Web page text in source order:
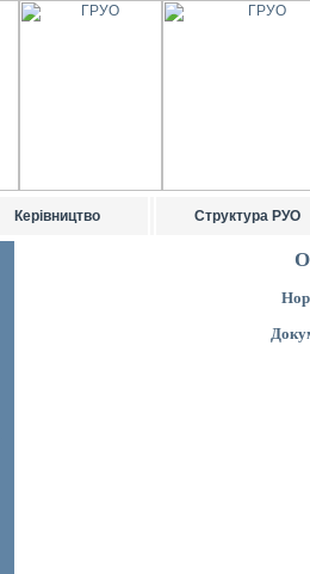
Керівництво Структура РУО